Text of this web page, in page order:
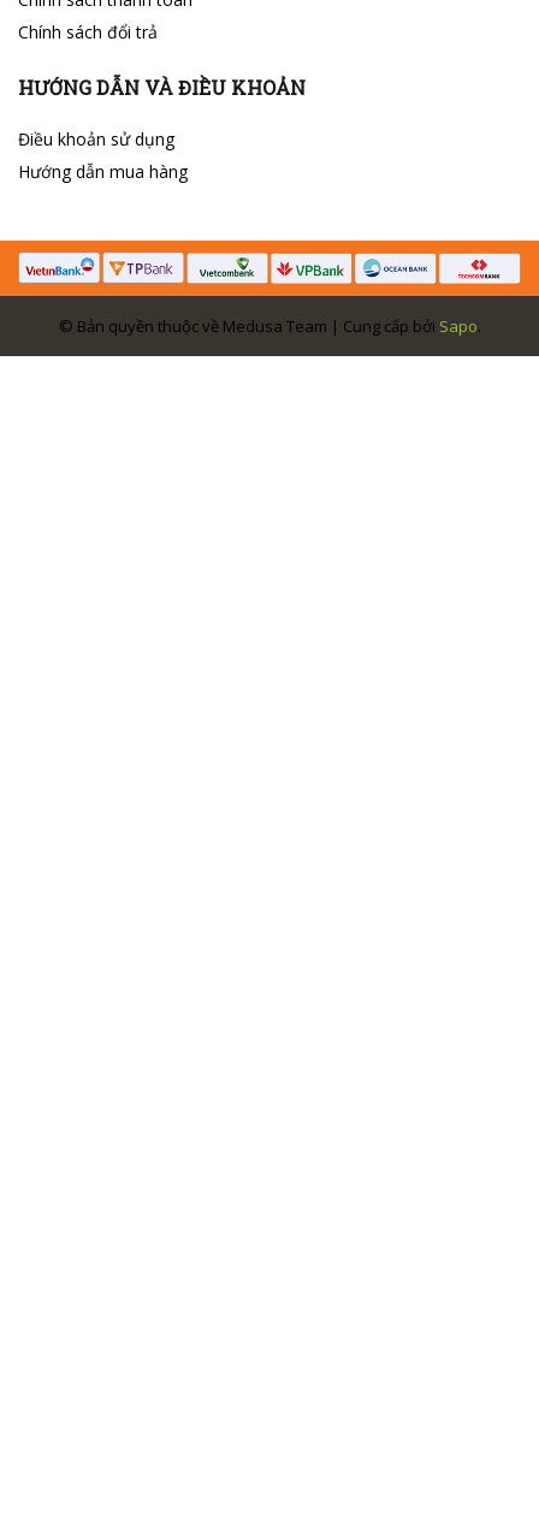
Chính sách đổi trả
HƯỚNG DẪN VÀ ĐIỀU KHOẢN
Điều khoản sử dụng
Hướng dẫn mua hàng
© Bản quyền thuộc về Medusa Team | Cung cấp bởi Sapo.